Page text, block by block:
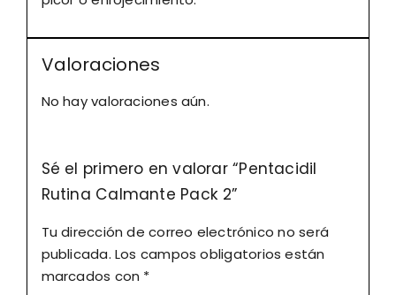
Valoraciones
No hay valoraciones aún.
Sé el primero en valorar “Pentacidil
Rutina Calmante Pack 2”
Tu dirección de correo electrónico no será
publicada. Los campos obligatorios están
marcados con *